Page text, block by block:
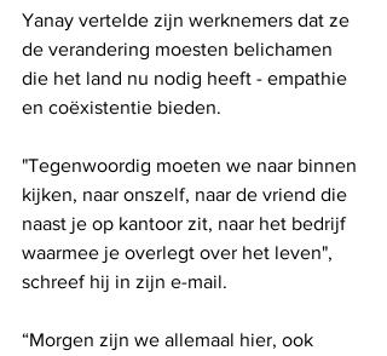
Yanay vertelde zijn werknemers dat ze
de verandering moesten belichamen
die het land nu nodig heeft - empathie
en coëxistentie bieden.
"Tegenwoordig moeten we naar binnen
kijken, naar onszelf, naar de vriend die
naast je op kantoor zit, naar het bedrijf
waarmee je overlegt over het leven",
schreef hij in zijn e-mail.
“Morgen zijn we allemaal hier, ook